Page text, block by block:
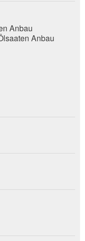
Anbau
Anbau